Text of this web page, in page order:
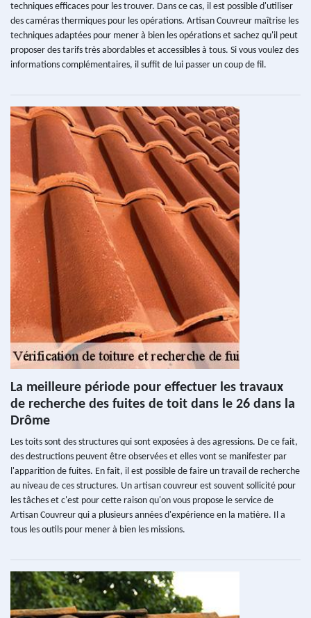
techniques efficaces pour les trouver. Dans ce cas, il est possible d'utiliser
des caméras thermiques pour les opérations. Artisan Couvreur maîtrise les
techniques adaptées pour mener à bien les opérations et sachez qu'il peut
proposer des tarifs très abordables et accessibles à tous. Si vous voulez des
informations complémentaires, il suffit de lui passer un coup de fil.
La meilleure période pour effectuer les travaux
de recherche des fuites de toit dans le 26 dans la
Drôme
Les toits sont des structures qui sont exposées à des agressions. De ce fait,
des destructions peuvent être observées et elles vont se manifester par
l'apparition de fuites. En fait, il est possible de faire un travail de recherche
au niveau de ces structures. Un artisan couvreur est souvent sollicité pour
les tâches et c'est pour cette raison qu'on vous propose le service de
Artisan Couvreur qui a plusieurs années d'expérience en la matière. Il a
tous les outils pour mener à bien les missions.